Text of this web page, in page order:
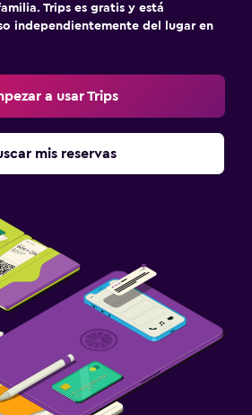
Trips es gratis y está
independientemente del lugar en
a usar Trips
mis reservas